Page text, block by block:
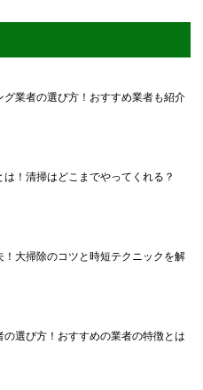
グ業者の選び方！おすすめ業者も紹介
！清掃はどこまでやってくれる？
！大掃除のコツと時短テクニックを解
の選び方！おすすめの業者の特徴とは